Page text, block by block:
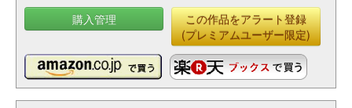
購入管理
この作品をアラート登録
(プレミアムユーザー限定)